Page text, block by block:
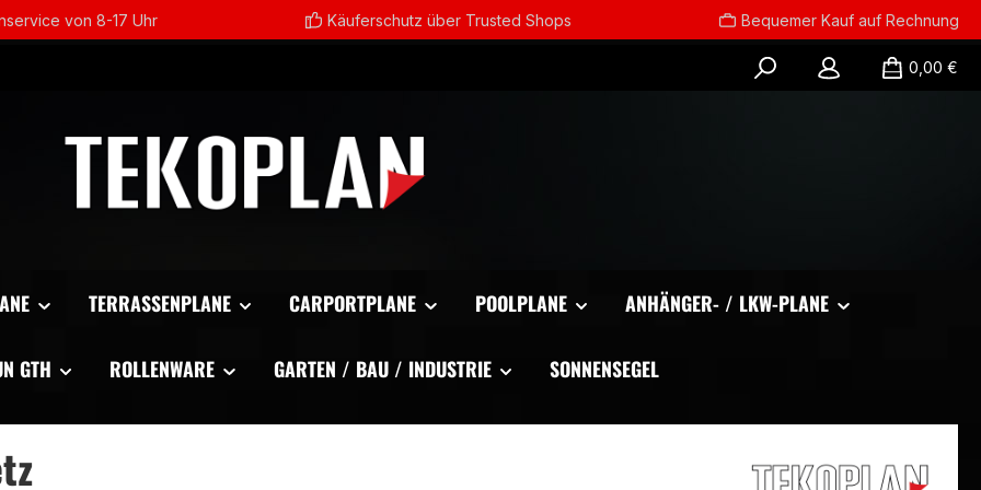
von 8-17 Uhr Käuferschutz über Trusted Shops Bequemer Kauf auf Rechnung
0,00 €
TERRASSENPLANE CARPORTPLANE POOLPLANE ANHÄNGER- / LKW-PLANE
GTH ROLLENWARE GARTEN / BAU / INDUSTRIE SONNENSEGEL